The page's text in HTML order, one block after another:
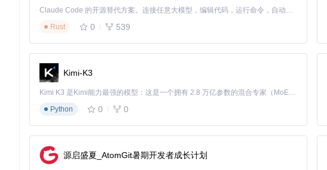
资源制备 在联网环境生成加密资源包，支持按语言和功能模块选择性打包：
# 伪代码：资源包生成
resource_packer = ResourcePacker()
resource_packer.include(langs=["zh", "en", "de"])
resource_packer.exclude(components=["online_update"])
3️⃣部署验证实施自动化部署并生成合规报告：
# 伪代码：部署流程
Claude Code 的开源替代方案。连接任意大模型，编辑代码，运行命令，自动验证 — 全自动执行。用 Rust 构建，极致性能。 ｜ An open-source alternative to Claude Code. Connect any LLM, edit code, run commands, and verify changes — autonomously. Built in Rust for speed. Get Started
Rust
0 539
Kimi-K3
Kimi K3 是Kimi能力最强的模型：这是一个拥有 2.8 万亿参数的混合专家（MoE）模型，具备原生视觉理解能力，并支持 100 万 token 的上下文窗口。
Python
0 0
源启盛夏_AtomGit暑期开发者成长计划